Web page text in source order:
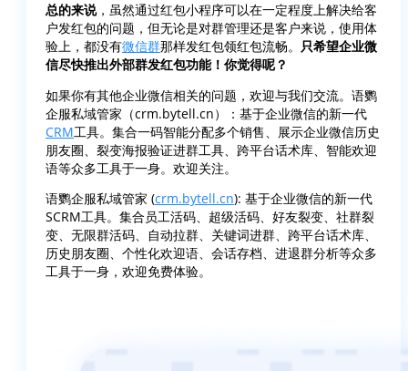
总的来说，虽然通过红包小程序可以在一定程度上解决给客
户发红包的问题，但无论是对群管理还是客户来说，使用体
验上，都没有微信群那样发红包领红包流畅。 只希望企业微
信尽快推出外部群发红包功能！你觉得呢？
如果你有其他企业微信相关的问题，欢迎与我们交流。语鹦
企服私域管家（crm.bytell.cn）：基于企业微信的新一代
CRM工具。集合一码智能分配多个销售、展示企业微信历史
朋友圈、裂变海报验证进群工具、跨平台话术库、智能欢迎
语等众多工具于一身。欢迎关注。
语鹦企服私域管家 (crm.bytell.cn): 基于企业微信的新一代
SCRM工具。集合员工活码、超级活码、好友裂变、社群裂
变、无限群活码、自动拉群、关键词进群、跨平台话术库、
历史朋友圈、个性化欢迎语、会话存档、进退群分析等众多
工具于一身，欢迎免费体验。